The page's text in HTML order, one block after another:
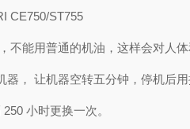
CE750/ST755
能用普通的机油，这样会对人
， 让机器空转五分钟，停机后用
小时更换一次。